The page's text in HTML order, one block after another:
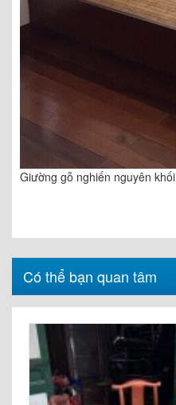
Giường gỗ nghiến nguyên khối
Có thể bạn quan tâm